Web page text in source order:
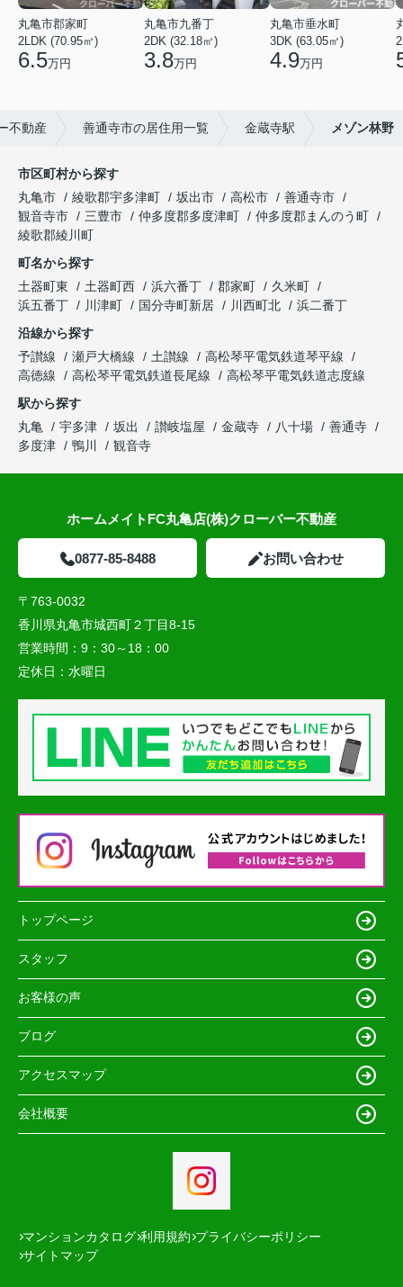
丸亀市郡家町
2LDK (70.95㎡)
6.5万円
丸亀市九番丁
2DK (32.18㎡)
3.8万円
丸亀市垂水町
3DK (63.05㎡)
4.9万円
不動産 善通寺市の居住用一覧 金蔵寺駅 メゾン林野
市区町村から探す
丸亀市
綾歌郡宇多津町 坂出市 高松市
善通寺市
観音寺市
三豊市 仲多度郡多度津町
仲多度郡まんのう町
綾歌郡綾川町
町名から探す
土器町東
土器町西 浜六番丁 郡家町
久米町
浜五番丁
川津町 国分寺町新居 川西町北
浜二番丁
沿線から探す
予讃線
瀬戸大橋線 土讃線
高松琴平電気鉄道琴平線
高徳線
高松琴平電気鉄道長尾線
高松琴平電気鉄道志度線
駅から探す
丸亀
宇多津 坂出 讃岐塩屋 金蔵寺 八十場
善通寺
多度津
鴨川 観音寺
ホームメイトFC丸亀店(株)クローバー不動産
0877-85-8488 お問い合わせ
〒763-0032
香川県丸亀市城西町２丁目8-15
営業時間： 9：30～18：00
定休日： 水曜日
トップページ
スタッフ
お客様の声
ブログ
アクセスマップ
会社概要
マンションカタログ 利用規約 プライバシーポリシー
サイトマップ